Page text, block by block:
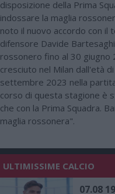
disposizione della Prima
indossare la maglia
noto il nuovo accordo con il
difensore Davide
rossonero fino al 30 giugno
cresciuto nel Milan dall'età
settembre 2023 nella
corso di questa stagione è
che con la Prima Squadra.
maglia rossonera".
ULTIMISSIME CALCIO
07.08